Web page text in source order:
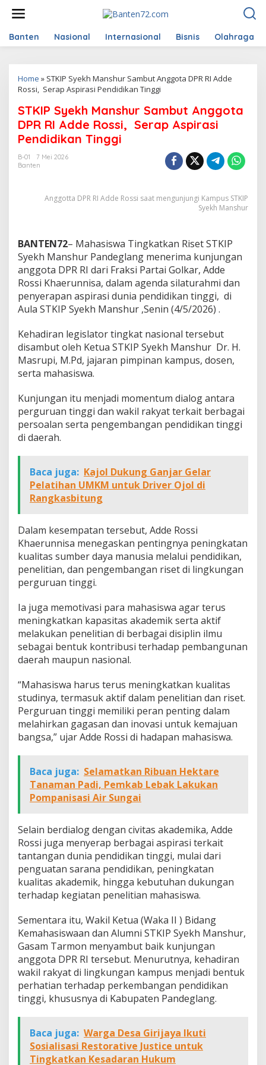
t
Banten Nasional Internasional Bisnis Olahraga
Home » STKIP Syekh Manshur Sambut Anggota DPR RI Adde
Rossi, Serap Aspirasi Pendidikan Tinggi
STKIP Syekh Manshur Sambut Anggota
DPR RI Adde Rossi, Serap Aspirasi
Pendidikan Tinggi
B-01
7 Mei 2026
Banten
Anggotta DPR RI Adde Rossi saat mengunjungi Kampus STKIP
Syekh Manshur
BANTEN72– Mahasiswa Tingkatkan Riset STKIP
Syekh Manshur Pandeglang menerima kunjungan
anggota DPR RI dari Fraksi Partai Golkar, Adde
Rossi Khaerunnisa, dalam agenda silaturahmi dan
penyerapan aspirasi dunia pendidikan tinggi, di
Aula STKIP Syekh Manshur ,Senin (4/5/2026) .
Kehadiran legislator tingkat nasional tersebut
disambut oleh Ketua STKIP Syekh Manshur Dr. H.
Masrupi, M.Pd, jajaran pimpinan kampus, dosen,
serta mahasiswa.
Kunjungan itu menjadi momentum dialog antara
perguruan tinggi dan wakil rakyat terkait berbagai
persoalan serta pengembangan pendidikan tinggi
di daerah.
Baca juga: Kajol Dukung Ganjar Gelar
Pelatihan UMKM untuk Driver Ojol di
Rangkasbitung
Dalam kesempatan tersebut, Adde Rossi
Khaerunnisa menegaskan pentingnya peningkatan
kualitas sumber daya manusia melalui pendidikan,
penelitian, dan pengembangan riset di lingkungan
perguruan tinggi.
Ia juga memotivasi para mahasiswa agar terus
meningkatkan kapasitas akademik serta aktif
melakukan penelitian di berbagai disiplin ilmu
sebagai bentuk kontribusi terhadap pembangunan
daerah maupun nasional.
“Mahasiswa harus terus meningkatkan kualitas
studinya, termasuk aktif dalam penelitian dan riset.
Perguruan tinggi memiliki peran penting dalam
melahirkan gagasan dan inovasi untuk kemajuan
bangsa,” ujar Adde Rossi di hadapan mahasiswa.
Baca juga: Selamatkan Ribuan Hektare
Tanaman Padi, Pemkab Lebak Lakukan
Pompanisasi Air Sungai
Selain berdialog dengan civitas akademika, Adde
Rossi juga menyerap berbagai aspirasi terkait
tantangan dunia pendidikan tinggi, mulai dari
penguatan sarana pendidikan, peningkatan
kualitas akademik, hingga kebutuhan dukungan
terhadap kegiatan penelitian mahasiswa.
Sementara itu, Wakil Ketua (Waka II ) Bidang
Kemahasiswaan dan Alumni STKIP Syekh Manshur,
Gasam Tarmon menyambut baik kunjungan
anggota DPR RI tersebut. Menurutnya, kehadiran
wakil rakyat di lingkungan kampus menjadi bentuk
perhatian terhadap perkembangan pendidikan
tinggi, khususnya di Kabupaten Pandeglang.
Baca juga: Warga Desa Girijaya Ikuti
Sosialisasi Restorative Justice untuk
Tingkatkan Kesadaran Hukum